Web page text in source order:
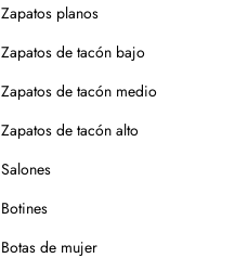
Zapatos planos
Zapatos de tacón bajo
Zapatos de tacón medio
Zapatos de tacón alto
Salones
Botines
Botas de mujer